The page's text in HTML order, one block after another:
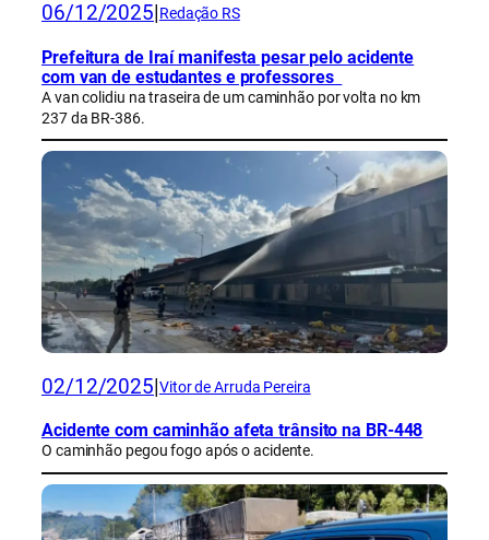
06/12/2025 Redação RS
Prefeitura de Iraí manifesta pesar pelo acidente
com van de estudantes e professores
A van colidiu na traseira de um caminhão por volta no km
237 da BR-386.
02/12/2025 Vitor de Arruda Pereira
Acidente com caminhão afeta trânsito na BR-448
O caminhão pegou fogo após o acidente.